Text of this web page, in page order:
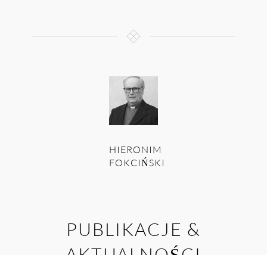
HIERONIM
FOKCIŃSKI
PUBLIKACJE &